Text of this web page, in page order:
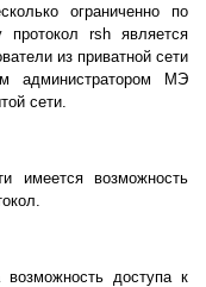
ограниченно по
протокол rsh является
из приватной сети
администратором МЭ
сети.
имеется возможность
доступа к